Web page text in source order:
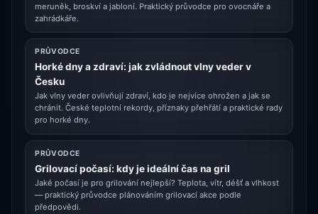
meruněk, broskví a jabloní. Praktický průvodce pro ovocnáře a
zahrádkáře.
PRŮVODCE
Horké dny a zdraví: jak zvládnout vlny veder v
Česku
Jak vlny veder ovlivňují zdraví, kdo je nejvíce ohrožen a jak se
chránit. České teplotní rekordy, příznaky přehřátí a praktické rady
pro horké dny.
PRŮVODCE
Grilovací počasí: kdy je ideální čas na gril
Jaké počasí je pro grilování nejlepší? Teplota, vítr, déšť a vlhkost
— praktický průvodce plánováním grilovací akce podle
předpovědi.